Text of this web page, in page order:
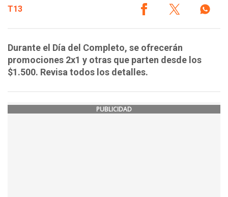
T13
Durante el Día del Completo, se ofrecerán
promociones 2x1 y otras que parten desde los
$1.500. Revisa todos los detalles.
PUBLICIDAD